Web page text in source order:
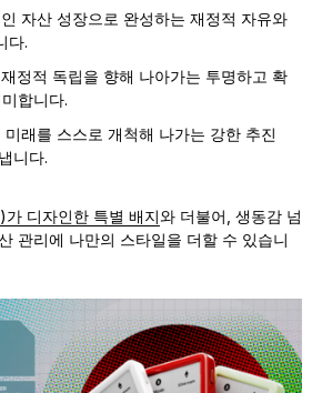
자산 성장으로 완성하는 재정적 자유와
다.
재정적 독립을 향해 나아가는 투명하고 확
합니다.
미래를 스스로 개척해 나가는 강한 추진
니다.
디자인한 특별 배지와 더불어, 생동감 넘
관리에 나만의 스타일을 더할 수 있습니